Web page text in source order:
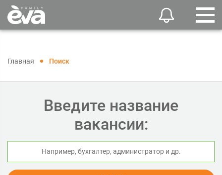
Главная Поиск
Введите название
вакансии: